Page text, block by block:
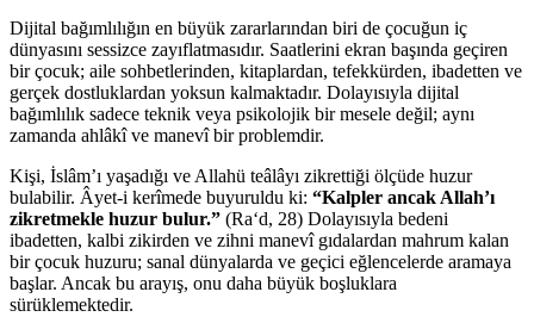
Dijital bağımlılığın en büyük zararlarından biri de çocuğun iç
dünyasını sessizce zayıflatmasıdır. Saatlerini ekran başında geçiren
bir çocuk; aile sohbetlerinden, kitaplardan, tefekkürden, ibadetten ve
gerçek dostluklardan yoksun kalmaktadır. Dolayısıyla dijital
bağımlılık sadece teknik veya psikolojik bir mesele değil; aynı
zamanda ahlâkî ve manevî bir problemdir.
Kişi, İslâm’ı yaşadığı ve Allahü teâlâyı zikrettiği ölçüde huzur
bulabilir. Âyet-i kerîmede buyuruldu ki: “Kalpler ancak Allah’ı
zikretmekle huzur bulur.” (Ra‘d, 28) Dolayısıyla bedeni
ibadetten, kalbi zikirden ve zihni manevî gıdalardan mahrum kalan
bir çocuk huzuru; sanal dünyalarda ve geçici eğlencelerde aramaya
başlar. Ancak bu arayış, onu daha büyük boşluklara
sürüklemektedir.